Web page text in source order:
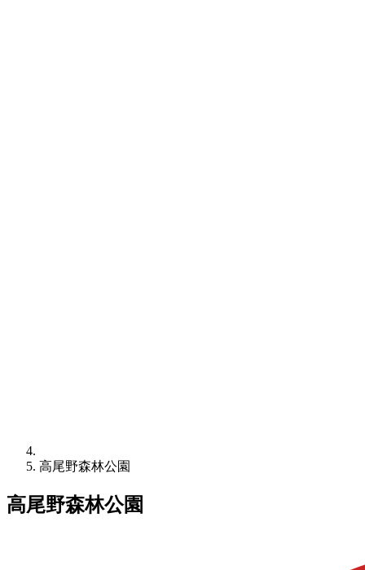
高尾野森林公園
高尾野森林公園